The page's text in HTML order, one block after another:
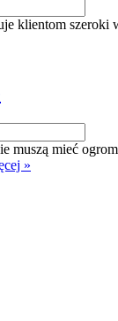
klientom szeroki
muszą mieć
»